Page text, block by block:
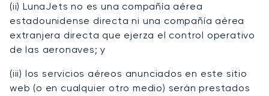
(ii) LunaJets no es una compañía aérea
estadounidense directa ni una compañía aérea
extranjera directa que ejerza el control operativo
de las aeronaves; y
(iii) los servicios aéreos anunciados en este sitio
web (o en cualquier otro medio) serán prestados